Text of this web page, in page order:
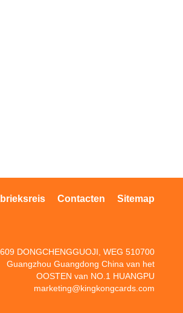
Sitemap
Contacten
609 DONGCHENGGUOJI, WEG 510700
Guangzhou Guangdong China van het
OOSTEN van NO.1 HUANGPU
marketing@kingkongcards.com